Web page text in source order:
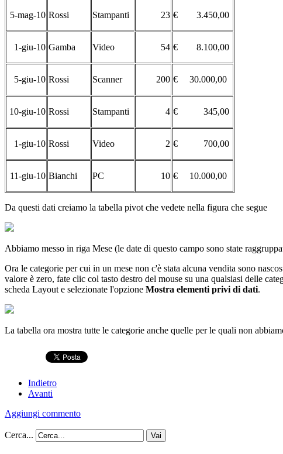
5-mag-10 Rossi Stampanti 23 € 3.450,00
1-giu-10 Gamba Video 54 € 8.100,00
5-giu-10 Rossi Scanner 200 € 30.000,00
10-giu-10 Rossi Stampanti 4 € 345,00
1-giu-10 Rossi Video 2 € 700,00
11-giu-10 Bianchi PC 10 € 10.000,00
Da questi dati creiamo la tabella pivot che vedete nella figura che segue
Abbiamo messo in riga Mese (le date di questo campo sono state
Ora le categorie per cui in un mese non c'è stata alcuna vendita sono
valore è zero, fate clic col tasto destro del mouse su una qualsiasi delle
scheda Layout e selezionate l'opzione Mostra elementi privi di dati.
La tabella ora mostra tutte le categorie anche quelle per le quali non
Indietro
Avanti
Aggiungi commento
Cerca...
Vai